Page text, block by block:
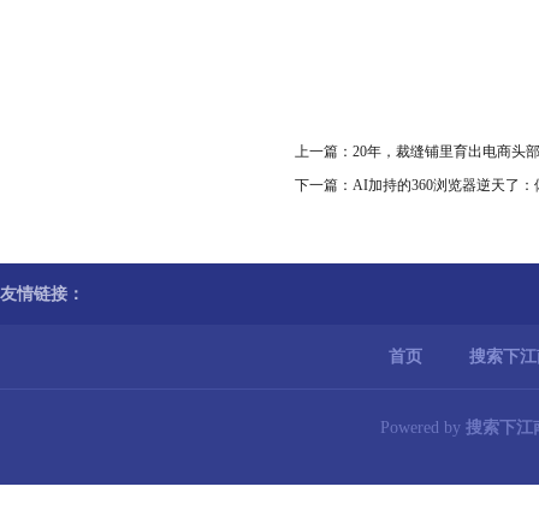
上一篇： 20年，裁缝铺里育出电商头
下一篇： AI加持的360浏览器逆天了
友情链接：
首页 搜索下
Powered by 搜索下江